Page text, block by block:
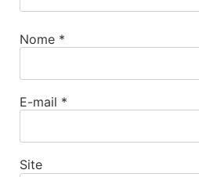
Nome *
E-mail *
Site